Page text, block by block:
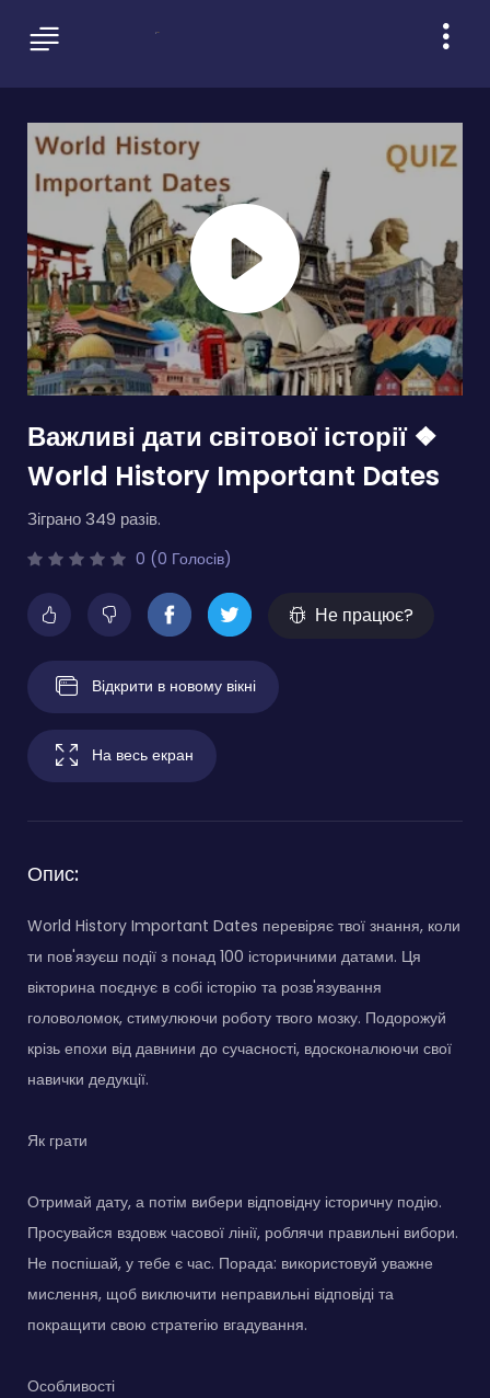
Важливі дати світової історії ❖
World History Important Dates
Зіграно 349 разів.
0 (0 Голосів)
Не працює?
Відкрити в новому вікні
На весь екран
Опис:
World History Important Dates перевіряє твої знання, коли
ти пов'язуєш події з понад 100 історичними датами. Ця
вікторина поєднує в собі історію та розв'язування
головоломок, стимулюючи роботу твого мозку. Подорожуй
крізь епохи від давнини до сучасності, вдосконалюючи свої
навички дедукції.
Як грати
Отримай дату, а потім вибери відповідну історичну подію.
Просувайся вздовж часової лінії, роблячи правильні вибори.
Не поспішай, у тебе є час. Порада: використовуй уважне
мислення, щоб виключити неправильні відповіді та
покращити свою стратегію вгадування.
Особливості